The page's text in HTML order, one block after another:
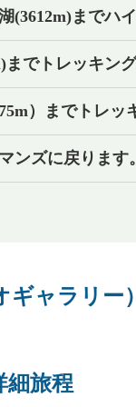
(3612m)までハイ
でトレッキング
）までトレッ
ンズに戻ります。
ャラリー）
細旅程